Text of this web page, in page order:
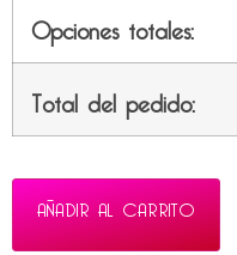
Opciones totales:
Total del pedido:
AÑADIR AL CARRITO